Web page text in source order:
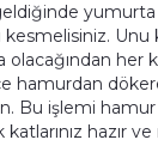
yumurta
kesmelisiniz. Unu
olacağından her
hamurdan
Bu işlemi
hazır ve